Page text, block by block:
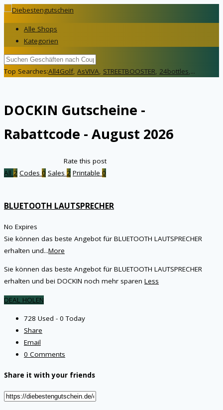
Alle Shops
Kategorien
Top Searches:All4Golf, AsVIVA, STREETBOOSTER, 24bottles,...
DOCKIN Gutscheine -
Rabattcode - August 2026
Rate this post
All 2 Codes 0 Sales 2 Printable 0
BLUETOOTH LAUTSPRECHER
No Expires
Sie können das beste Angebot für BLUETOOTH LAUTSPRECHER
erhalten und...More
Sie können das beste Angebot für BLUETOOTH LAUTSPRECHER
erhalten und bei DOCKIN noch mehr sparen Less
DEAL HOLEN
728 Used - 0 Today
Share
Email
0 Comments
Share it with your friends